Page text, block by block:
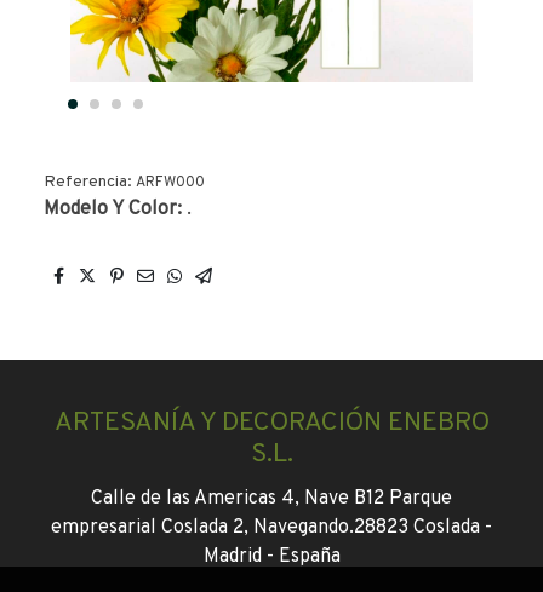
Referencia: ARFW000
Modelo Y Color: .
ARTESANÍA Y DECORACIÓN ENEBRO
S.L.
Calle de las Americas 4, Nave B12 Parque
empresarial Coslada 2, Navegando.28823 Coslada -
Madrid - España